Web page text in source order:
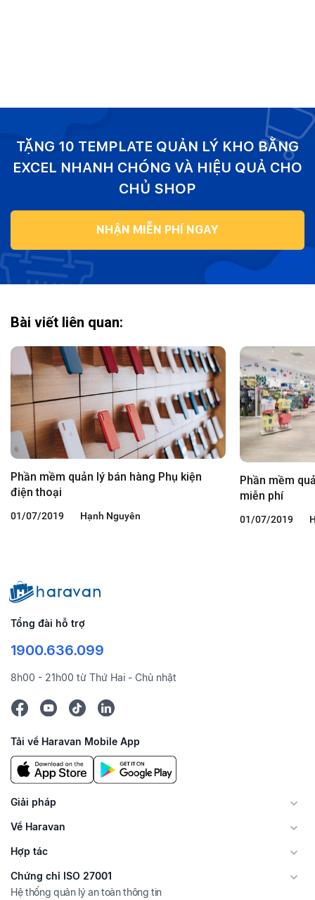
TẶNG 10 TEMPLATE QUẢN LÝ KHO BẰNG
EXCEL NHANH CHÓNG VÀ HIỆU QUẢ CHO
CHỦ SHOP
NHẬN MIỄN PHÍ NGAY
Bài viết liên quan:
Phần mềm quản lý bán hàng Phụ kiện
điện thoại
01/07/2019 Hạnh Nguyên
Phần mềm
miễn phí
01/07/2019
Tổng đài hỗ trợ
1900.636.099
8h00 - 21h00 từ Thứ Hai - Chủ nhật
Tải về Haravan Mobile App
Giải pháp
Về Haravan
Hợp tác
Chứng chỉ ISO 27001
Hệ thống quản lý an toàn thông tin